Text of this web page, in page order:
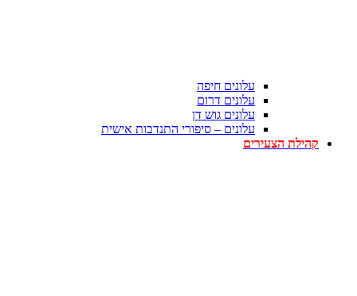
עלונים חיפה
עלונים דרום
עלונים גוש דן
עלונים – סיפורי התנדבות אישית
קהילת הצעירים